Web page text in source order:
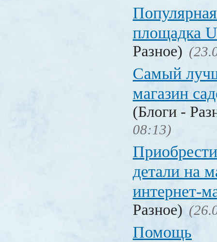
площадка
Разное)
Самый
магазин
(Блоги -
08:13)
детали на
интернет-
Разное)
Помощь